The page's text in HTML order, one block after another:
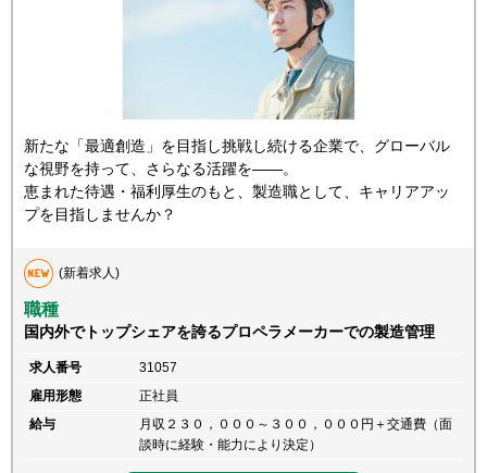
新たな「最適創造」を目指し挑戦し続ける企業で、グローバル
な視野を持って、さらなる活躍を――。
恵まれた待遇・福利厚生のもと、製造職として、キャリアアッ
プを目指しませんか？
(新着求人)
職種
国内外でトップシェアを誇るプロペラメーカーでの製造管理
求人番号
31057
雇用形態
正社員
給与
月収２３０，０００～３００，０００円＋交通費（面
談時に経験・能力により決定）